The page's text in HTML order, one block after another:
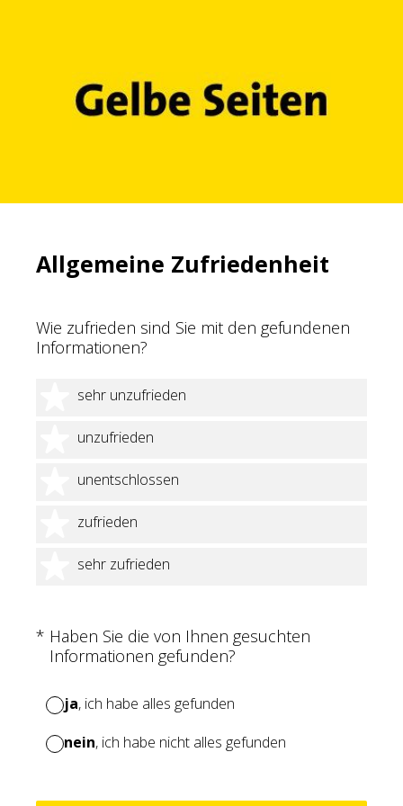
Allgemeine Zufriedenheit
Wie zufrieden sind Sie mit den gefundenen
Informationen?
sehr unzufrieden
1 Stern
unzufrieden
2 Sterne
unentschlossen
3 Sterne
zufrieden
4 Sterne
sehr zufrieden
5 Sterne
* Haben Sie die von Ihnen gesuchten
Informationen gefunden?
(Erforderlich.)
ja, ich habe alles gefunden
nein, ich habe nicht alles gefunden